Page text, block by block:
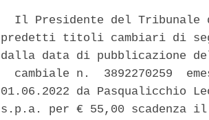
Il Presidente del Tribunale
predetti titoli cambiari di
dalla data di pubblicazione
cambiale n.  3892270259
01.06.2022 da Pasqualicchio
s.p.a. per € 55,00 scadenza